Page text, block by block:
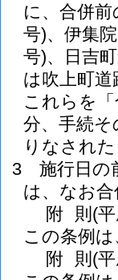
に、合併
号)、伊集
号)、日吉
は吹上町道
これらを
分、手続
りなされ
3
施行日の
は、なお
附 則 (
この条例
附 則 (